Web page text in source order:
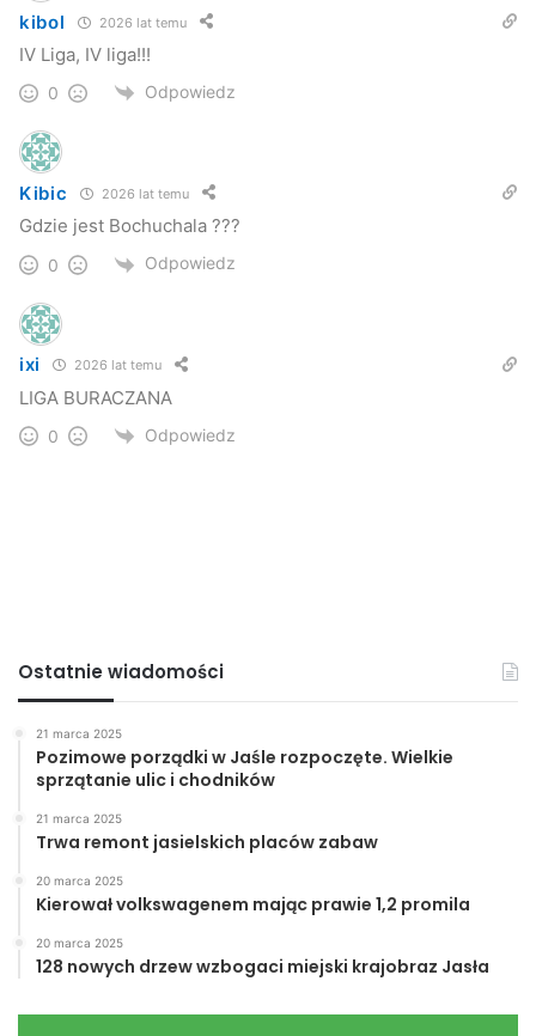
kibol 2026 lat temu
IV Liga, IV liga!!!
0 Odpowiedz
Kibic 2026 lat temu
Gdzie jest Bochuchala ???
0 Odpowiedz
ixi 2026 lat temu
LIGA BURACZANA
0 Odpowiedz
Ostatnie wiadomości
21 marca 2025
Pozimowe porządki w Jaśle rozpoczęte. Wielkie
sprzątanie ulic i chodników
21 marca 2025
Trwa remont jasielskich placów zabaw
20 marca 2025
Kierował volkswagenem mając prawie 1,2 promila
20 marca 2025
128 nowych drzew wzbogaci miejski krajobraz Jasła